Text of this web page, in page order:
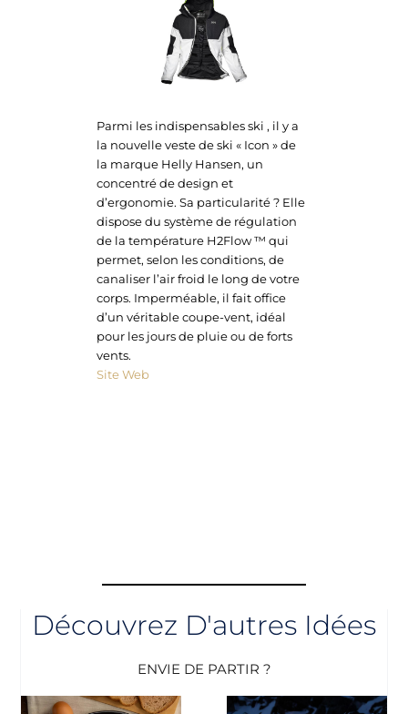
Parmi les indispensables ski , il y a
la nouvelle veste de ski « Icon » de
la marque Helly Hansen, un
concentré de design et
d’ergonomie. Sa particularité ? Elle
dispose du système de régulation
de la température H2Flow ™ qui
permet, selon les conditions, de
canaliser l’air froid le long de votre
corps. Imperméable, il fait office
d’un véritable coupe-vent, idéal
pour les jours de pluie ou de forts
vents.
Site Web
Découvrez D'autres Idées
ENVIE DE PARTIR ?